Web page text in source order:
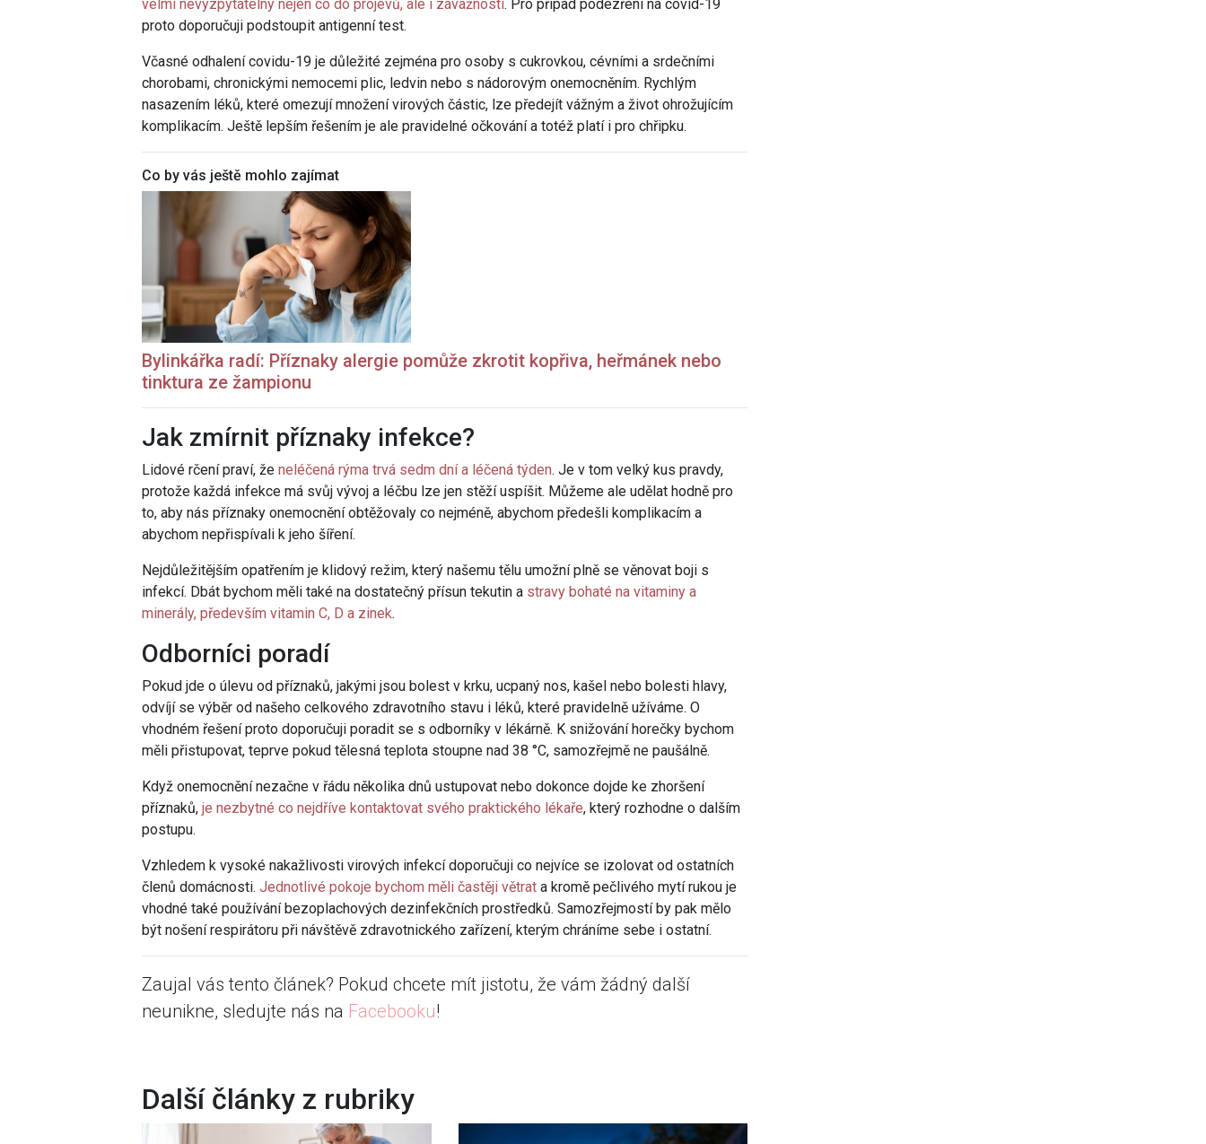
velmi nevyzpytatelný nejen co do projevů, ale i závažnosti. Pro případ podezření na covid-19
proto doporučuji podstoupit antigenní test.
Včasné odhalení covidu-19 je důležité zejména pro osoby s cukrovkou, cévními a srdečními
chorobami, chronickými nemocemi plic, ledvin nebo s nádorovým onemocněním. Rychlým
nasazením léků, které omezují množení virových částic, lze předejít vážným a život ohrožujícím
komplikacím. Ještě lepším řešením je ale pravidelné očkování a totéž platí i pro chřipku.
Co by vás ještě mohlo zajímat
Bylinkářka radí: Příznaky alergie pomůže zkrotit kopřiva, heřmánek nebo
tinktura ze žampionu
Jak zmírnit příznaky infekce?
Lidové rčení praví, že neléčená rýma trvá sedm dní a léčená týden. Je v tom velký kus pravdy,
protože každá infekce má svůj vývoj a léčbu lze jen stěží uspíšit. Můžeme ale udělat hodně pro
to, aby nás příznaky onemocnění obtěžovaly co nejméně, abychom předešli komplikacím a
abychom nepřispívali k jeho šíření.
Nejdůležitějším opatřením je klidový režim, který našemu tělu umožní plně se věnovat boji s
infekcí. Dbát bychom měli také na dostatečný přísun tekutin a stravy bohaté na vitaminy a
minerály, především vitamin C, D a zinek.
Odborníci poradí
Pokud jde o úlevu od příznaků, jakými jsou bolest v krku, ucpaný nos, kašel nebo bolesti hlavy,
odvíjí se výběr od našeho celkového zdravotního stavu i léků, které pravidelně užíváme. O
vhodném řešení proto doporučuji poradit se s odborníky v lékárně. K snižování horečky bychom
měli přistupovat, teprve pokud tělesná teplota stoupne nad 38 °C, samozřejmě ne paušálně.
Když onemocnění nezačne v řádu několika dnů ustupovat nebo dokonce dojde ke zhoršení
příznaků, je nezbytné co nejdříve kontaktovat svého praktického lékaře, který rozhodne o dalším
postupu.
Vzhledem k vysoké nakažlivosti virových infekcí doporučuji co nejvíce se izolovat od ostatních
členů domácnosti. Jednotlivé pokoje bychom měli častěji větrat a kromě pečlivého mytí rukou je
vhodné také používání bezoplachových dezinfekčních prostředků. Samozřejmostí by pak mělo
být nošení respirátoru při návštěvě zdravotnického zařízení, kterým chráníme sebe i ostatní.
Zaujal vás tento článek? Pokud chcete mít jistotu, že vám žádný další
neunikne, sledujte nás na Facebooku!
Další články z rubriky